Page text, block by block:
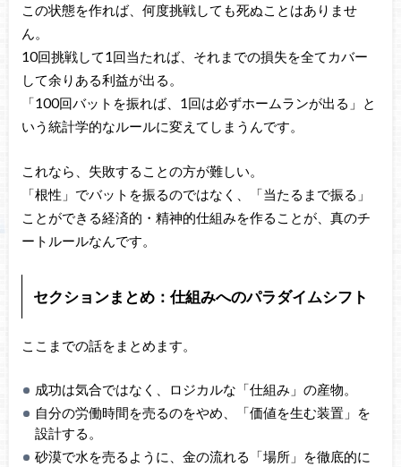
この状態を作れば、何度挑戦しても死ぬことはありませ
ん。
10回挑戦して1回当たれば、それまでの損失を全てカバー
して余りある利益が出る。
「100回バットを振れば、1回は必ずホームランが出る」と
いう統計学的なルールに変えてしまうんです。
これなら、失敗することの方が難しい。
「根性」でバットを振るのではなく、「当たるまで振る」
ことができる経済的・精神的仕組みを作ることが、真のチ
ートルールなんです。
セクションまとめ：仕組みへのパラダイムシフト
ここまでの話をまとめます。
成功は気合ではなく、ロジカルな「仕組み」の産物。
自分の労働時間を売るのをやめ、「価値を生む装置」を
設計する。
砂漠で水を売るように、金の流れる「場所」を徹底的に